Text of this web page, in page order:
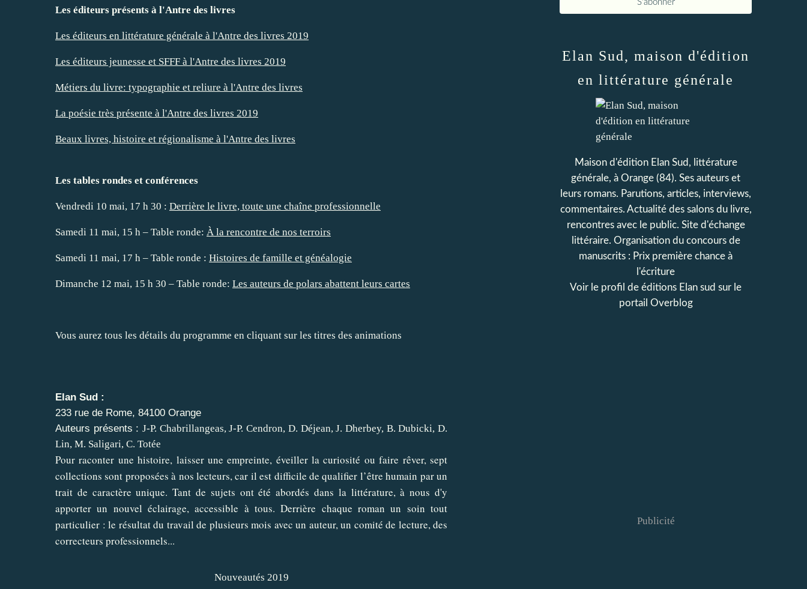
Les éditeurs présents à l'Antre des livres
Les éditeurs en littérature générale à l'Antre des livres 2019
Les éditeurs jeunesse et SFFF à l'Antre des livres 2019
Métiers du livre: typographie et reliure à l'Antre des livres
La poésie très présente à l'Antre des livres 2019
Beaux livres, histoire et régionalisme à l'Antre des livres
Les tables rondes et conférences
Vendredi 10 mai, 17 h 30 : Derrière le livre, toute une chaîne professionnelle
Samedi 11 mai, 15 h – Table ronde: À la rencontre de nos terroirs
Samedi 11 mai, 17 h – Table ronde : Histoires de famille et généalogie
Dimanche 12 mai, 15 h 30 – Table ronde: Les auteurs de polars abattent leurs cartes
Vous aurez tous les détails du programme en cliquant sur les titres des animations
Elan Sud :
233 rue de Rome, 84100 Orange
Auteurs présents :J-P. Chabrillangeas, J-P. Cendron, D. Déjean, J. Dherbey, B. Dubicki, D.
Lin, M. Saligari, C. Totée
Pour raconter une histoire, laisser une empreinte, éveiller la curiosité ou faire rêver, sept
collections sont proposées à nos lecteurs, car il est difficile de qualifier l’être humain par un
trait de caractère unique. Tant de sujets ont été abordés dans la littérature, à nous d'y
apporter un nouvel éclairage, accessible à tous. Derrière chaque roman un soin tout
particulier : le résultat du travail de plusieurs mois avec un auteur, un comité de lecture, des
correcteurs professionnels...
Nouveautés 2019
Elan Sud, maison d'édition
en littérature générale
Maison d'édition Elan Sud, littérature
générale, à Orange (84). Ses auteurs et
leurs romans. Parutions, articles, interviews,
commentaires. Actualité des salons du livre,
rencontres avec le public. Site d'échange
littéraire. Organisation du concours de
manuscrits : Prix première chance à
l'écriture
Voir le profil de éditions Elan sud sur le
portail Overblog
Publicité